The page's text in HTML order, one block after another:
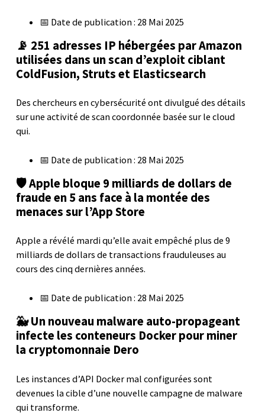
📅 Date de publication : 28 Mai 2025
📡 251 adresses IP hébergées par Amazon
utilisées dans un scan d’exploit ciblant
ColdFusion, Struts et Elasticsearch
Des chercheurs en cybersécurité ont divulgué des détails
sur une activité de scan coordonnée basée sur le cloud
qui.
📅 Date de publication : 28 Mai 2025
🛡️ Apple bloque 9 milliards de dollars de
fraude en 5 ans face à la montée des
menaces sur l’App Store
Apple a révélé mardi qu’elle avait empêché plus de 9
milliards de dollars de transactions frauduleuses au
cours des cinq dernières années.
📅 Date de publication : 28 Mai 2025
🐳 Un nouveau malware auto-propageant
infecte les conteneurs Docker pour miner
la cryptomonnaie Dero
Les instances d’API Docker mal configurées sont
devenues la cible d’une nouvelle campagne de malware
qui transforme.